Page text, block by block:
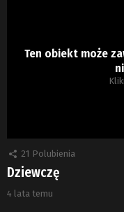
Ten obiekt może
21 Polubienia
Dziewczę
4 lata temu